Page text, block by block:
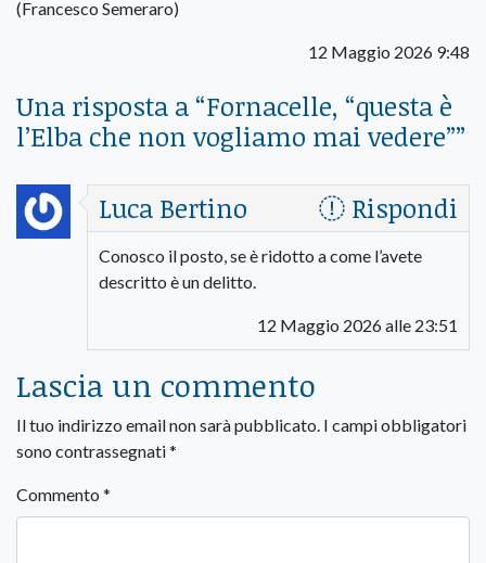
(Francesco Semeraro)
12 Maggio 2026 9:48
Una risposta a “Fornacelle, “questa è
l’Elba che non vogliamo mai vedere””
Luca Bertino
Rispondi
Conosco il posto, se è ridotto a come l’avete
descritto è un delitto.
12 Maggio 2026 alle 23:51
Lascia un commento
Il tuo indirizzo email non sarà pubblicato. I campi obbligatori
sono contrassegnati*
Commento *